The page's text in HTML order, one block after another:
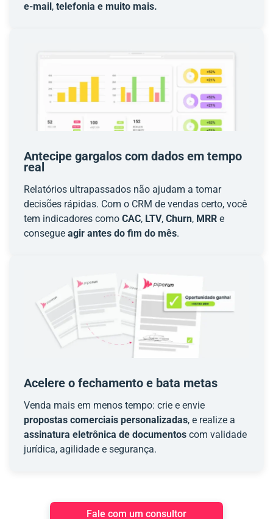
e-mail , telefonia e muito mais.
Antecipe gargalos com dados em tempo
real
Relatórios ultrapassados não ajudam a tomar
decisões rápidas. Com o CRM de vendas certo, você
tem indicadores como CAC, LTV, Churn, MRR e
consegue agir antes do fim do mês.
Acelere o fechamento e bata metas
Venda mais em menos tempo: crie e envie
propostas comerciais personalizadas, e realize a
assinatura eletrônica de documentos com validade
jurídica, agilidade e segurança.
Fale com um consultor